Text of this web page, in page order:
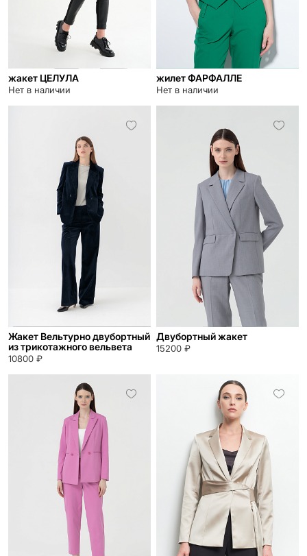
жакет ЦЕЛУЛА
Нет в наличии
жилет ФАРФАЛЛЕ
Нет в наличии
Жакет Вельтурно двубортный
из трикотажного вельвета
10800 ₽
Двубортный жакет
15200 ₽